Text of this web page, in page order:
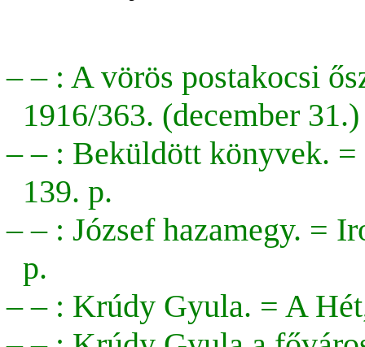
– – : A vörös postakocsi
1916/363. (december
– – : Beküldött könyvek. =
139. p.
– – : József hazamegy. =
p.
– – : Krúdy Gyula. = A